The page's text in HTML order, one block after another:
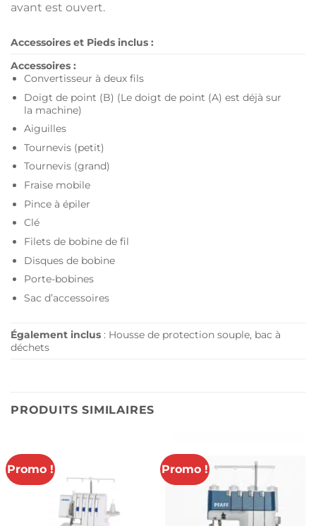
avant est ouvert.
Accessoires et Pieds inclus :
Accessoires :
Convertisseur à deux fils
Doigt de point (B) (Le doigt de point (A) est déjà sur
la machine)
Aiguilles
Tournevis (petit)
Tournevis (grand)
Fraise mobile
Pince à épiler
Clé
Filets de bobine de fil
Disques de bobine
Porte-bobines
Sac d’accessoires
Également inclus : Housse de protection souple, bac à
déchets
PRODUITS SIMILAIRES
Promo ! Promo !